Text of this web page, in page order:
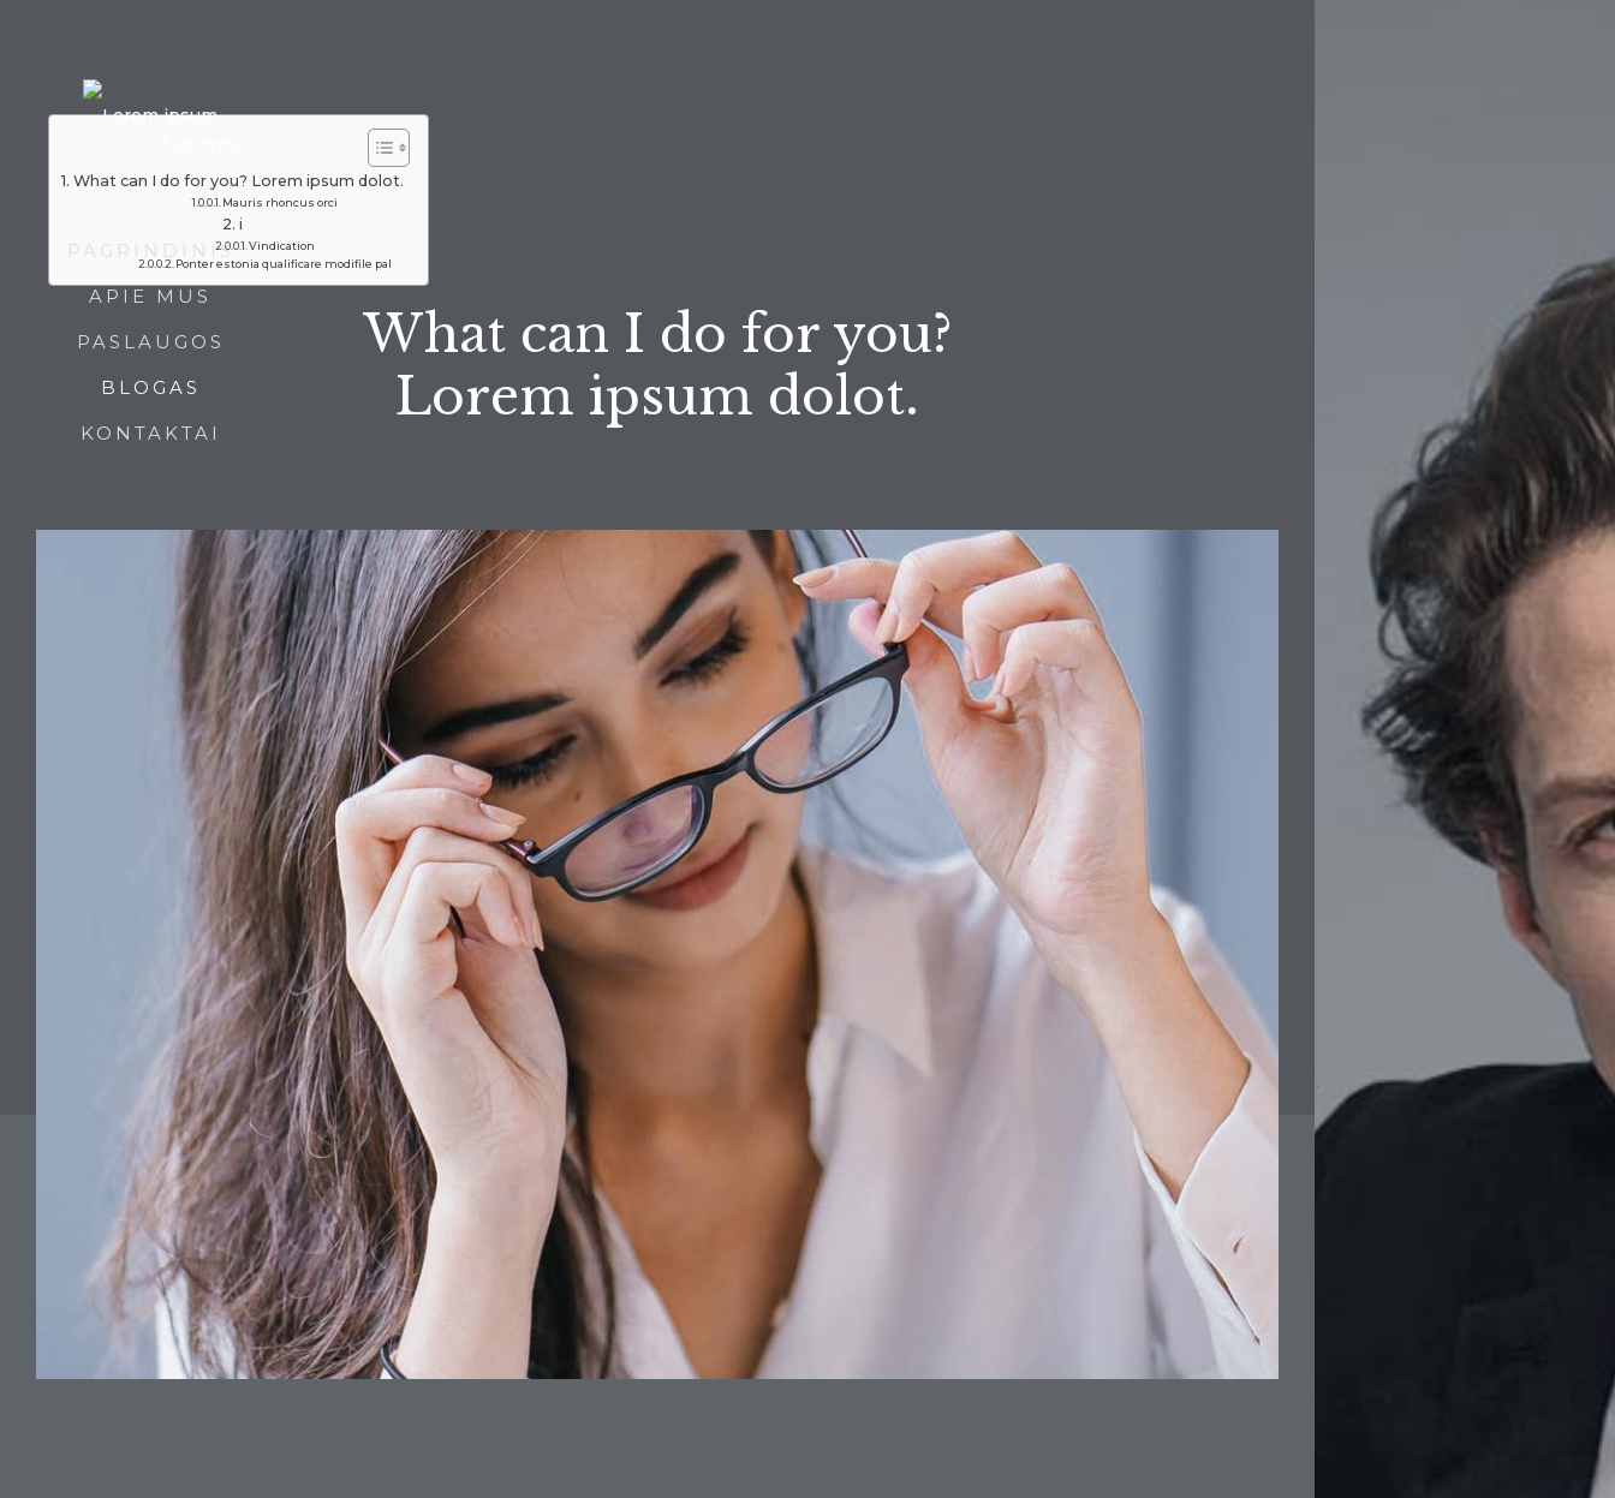
PAGRINDINIS
APIE MUS
PASLAUGOS
BLOGAS
KONTAKTAI
What can I do for you? Lorem ipsum dolot.
Mauris rhoncus orci
i
Vindication
Ponter estonia qualificare modifile pal
What can I do for you?
Lorem ipsum dolot.